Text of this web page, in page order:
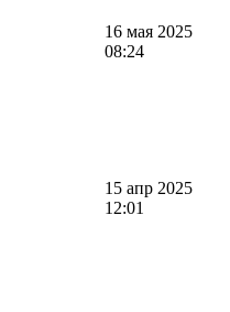
16 мая 2025
08:24
15 апр 2025
12:01